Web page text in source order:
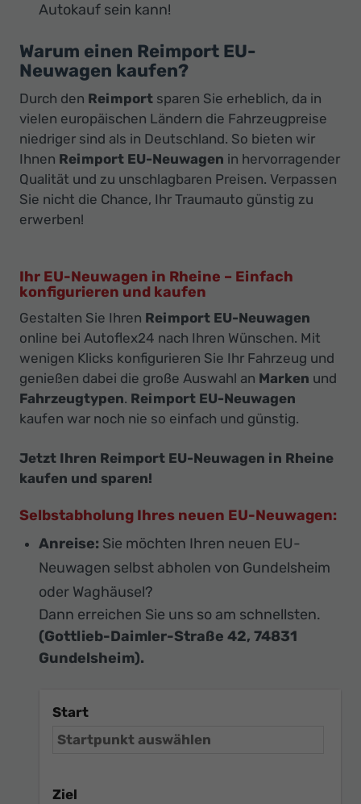
Autokauf sein kann!
Warum einen Reimport EU-
Neuwagen kaufen?
Durch den Reimport sparen Sie erheblich, da in
vielen europäischen Ländern die Fahrzeugpreise
niedriger sind als in Deutschland. So bieten wir
Ihnen Reimport EU-Neuwagen in hervorragender
Qualität und zu unschlagbaren Preisen. Verpassen
Sie nicht die Chance, Ihr Traumauto günstig zu
erwerben!
Ihr EU-Neuwagen in Rheine – Einfach
konfigurieren und kaufen
Gestalten Sie Ihren Reimport EU-Neuwagen
online bei Autoflex24 nach Ihren Wünschen. Mit
wenigen Klicks konfigurieren Sie Ihr Fahrzeug und
genießen dabei die große Auswahl an Marken und
Fahrzeugtypen. Reimport EU-Neuwagen
kaufen war noch nie so einfach und günstig.
Jetzt Ihren Reimport EU-Neuwagen in Rheine
kaufen und sparen!
Selbstabholung Ihres neuen EU-Neuwagen:
Anreise: Sie möchten Ihren neuen EU-
Neuwagen selbst abholen von Gundelsheim
oder Waghäusel?
Dann erreichen Sie uns so am schnellsten.
(Gottlieb-Daimler-Straße 42, 74831
Gundelsheim).
Start
Ziel